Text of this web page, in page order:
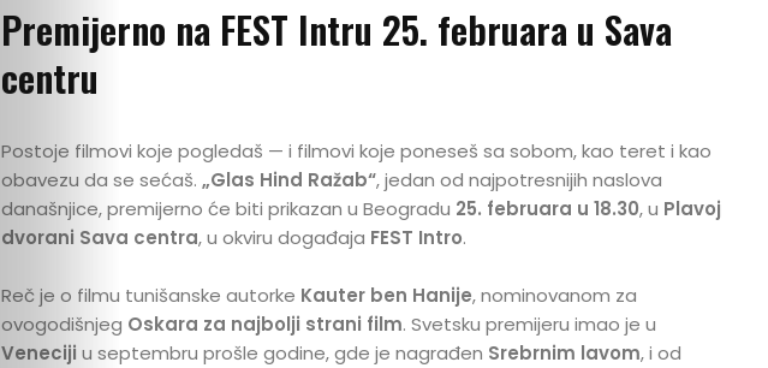
Premijerno na FEST Intru 25. februara u Sava
centru
Postoje filmovi koje pogledaš — i filmovi koje poneseš sa sobom, kao teret i kao
obavezu da se sećaš. „Glas Hind Ražab“, jedan od najpotresnijih naslova
današnjice, premijerno će biti prikazan u Beogradu 25. februara u 18.30, u Plavoj
dvorani Sava centra, u okviru događaja FEST Intro.
Reč je o filmu tunišanske autorke Kauter ben Hanije, nominovanom za
ovogodišnjeg Oskara za najbolji strani film. Svetsku premijeru imao je u
Veneciji u septembru prošle godine, gde je nagrađen Srebrnim lavom, i od